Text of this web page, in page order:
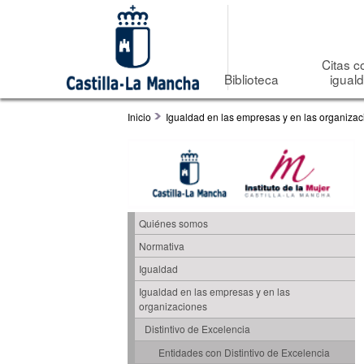
Biblioteca
Citas
Inicio Igualdad en las empresas y en las
Quiénes somos
Normativa
Igualdad
Igualdad en las empresas y en las
organizaciones
Distintivo de Excelencia
Entidades con Distintivo de Excelencia